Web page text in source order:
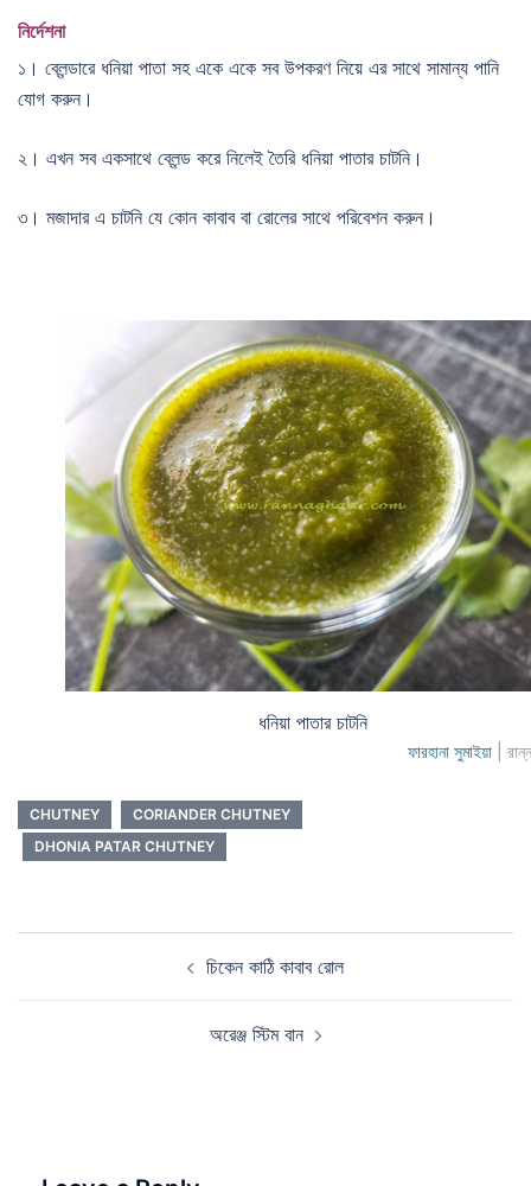
নির্দেশনা
১। ব্লেন্ডারে ধনিয়া পাতা সহ একে একে সব উপকরণ নিয়ে এর সাথে সামান্য পানি
যোগ করুন।
২। এখন সব একসাথে ব্লেন্ড করে নিলেই তৈরি ধনিয়া পাতার চাটনি।
৩। মজাদার এ চাটনি যে কোন কাবাব বা রোলের সাথে পরিবেশন করুন।
ধনিয়া পাতার চাটনি
ফারহানা সুমাইয়া |
CHUTNEY
CORIANDER CHUTNEY
DHONIA PATAR CHUTNEY
চিকেন কাঠি কাবাব রোল
অরেঞ্জ স্টিম বান